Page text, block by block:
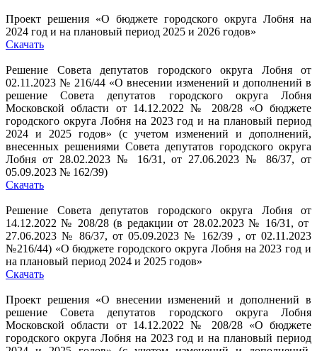
Проект решения «О бюджете городского округа Лобня на
2024 год и на плановый период 2025 и 2026 годов»
Скачать
Решение Совета депутатов городского округа Лобня от
02.11.2023 № 216/44 «О внесении изменений и дополнений в
решение Совета депутатов городского округа Лобня
Московской области от 14.12.2022 № 208/28 «О бюджете
городского округа Лобня на 2023 год и на плановый период
2024 и 2025 годов» (с учетом изменений и дополнений,
внесенных решениями Совета депутатов городского округа
Лобня от 28.02.2023 № 16/31, от 27.06.2023 № 86/37, от
05.09.2023 № 162/39)
Скачать
Решение Совета депутатов городского округа Лобня от
14.12.2022 № 208/28 (в редакции от 28.02.2023 № 16/31, от
27.06.2023 № 86/37, от 05.09.2023 № 162/39 , от 02.11.2023
№216/44) «О бюджете городского округа Лобня на 2023 год и
на плановый период 2024 и 2025 годов»
Скачать
Проект решения «О внесении изменений и дополнений в
решение Совета депутатов городского округа Лобня
Московской области от 14.12.2022 № 208/28 «О бюджете
городского округа Лобня на 2023 год и на плановый период